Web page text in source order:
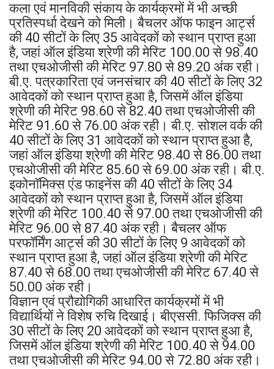
कला एवं मानविकी संकाय के कार्यक्रमों में भी अच्छी
प्रतिस्पर्धा देखने को मिली। बैचलर ऑफ फाइन आर्ट्स
की 40 सीटों के लिए 35 आवेदकों को स्थान प्राप्त हुआ
है, जहां ऑल इंडिया श्रेणी की मेरिट 100.00 से 98.40
तथा एचओजीसी की मेरिट 97.80 से 89.20 अंक रही।
बी.ए. पत्रकारिता एवं जनसंचार की 40 सीटों के लिए 32
आवेदकों को स्थान प्राप्त हुआ है, जिसमें ऑल इंडिया
श्रेणी की मेरिट 98.60 से 82.40 तथा एचओजीसी की
मेरिट 91.60 से 76.00 अंक रही। बी.ए. सोशल वर्क की
40 सीटों के लिए 31 आवेदकों को स्थान प्राप्त हुआ है,
जहां ऑल इंडिया श्रेणी की मेरिट 98.40 से 86.00 तथा
एचओजीसी की मेरिट 85.60 से 69.00 अंक रही। बी.ए.
इकोनॉमिक्स एंड फाइनेंस की 40 सीटों के लिए 34
आवेदकों को स्थान प्राप्त हुआ है, जिसमें ऑल इंडिया
श्रेणी की मेरिट 100.40 से 97.00 तथा एचओजीसी की
मेरिट 96.00 से 87.40 अंक रही। बैचलर ऑफ
परफॉर्मिंग आर्ट्स की 30 सीटों के लिए 9 आवेदकों को
स्थान प्राप्त हुआ है, जहां ऑल इंडिया श्रेणी की मेरिट
87.40 से 68.00 तथा एचओजीसी की मेरिट 67.40 से
50.00 अंक रही।
विज्ञान एवं प्रौद्योगिकी आधारित कार्यक्रमों में भी
विद्यार्थियों ने विशेष रुचि दिखाई। बीएससी. फिजिक्स की
30 सीटों के लिए 20 आवेदकों को स्थान प्राप्त हुआ है,
जिसमें ऑल इंडिया श्रेणी की मेरिट 100.40 से 94.00
तथा एचओजीसी की मेरिट 94.00 से 72.80 अंक रही।